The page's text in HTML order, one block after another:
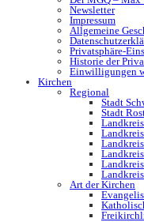
Newsletter
Impressum
Allgemeine
Privatsphäre-
Historie der
Einwilligungen
Kirchen
Regional
Stadt
Stadt
Art der Kirchen